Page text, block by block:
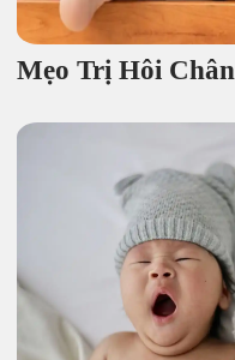
Mẹo Trị Hôi Chân